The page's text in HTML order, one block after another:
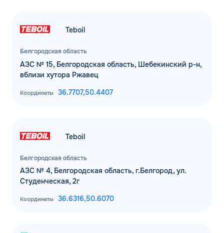
Белгородская область
Teboil
АЗС № 15, Белгородская область, Шебекинский р-н,
вблизи хутора Ржавец
Координаты 36.7707,50.4407
Белгородская область
Teboil
АЗС № 4, Белгородская область, г.Белгород, ул.
Студенческая, 2г
Координаты 36.6316,50.6070